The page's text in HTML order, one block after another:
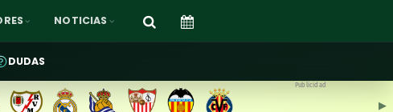
NOTICIAS
DUDAS
▶︎
Publicidad